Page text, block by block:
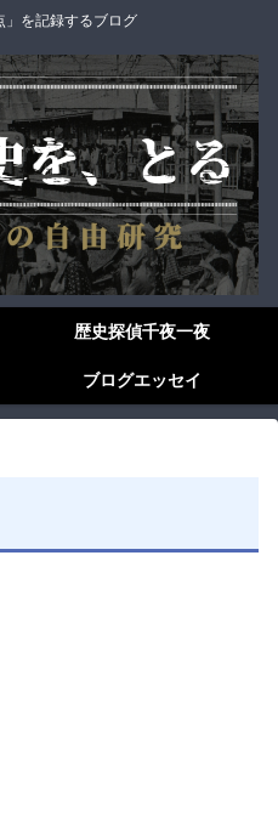
」を記録するブログ
歴史探偵千夜一夜
ブログエッセイ